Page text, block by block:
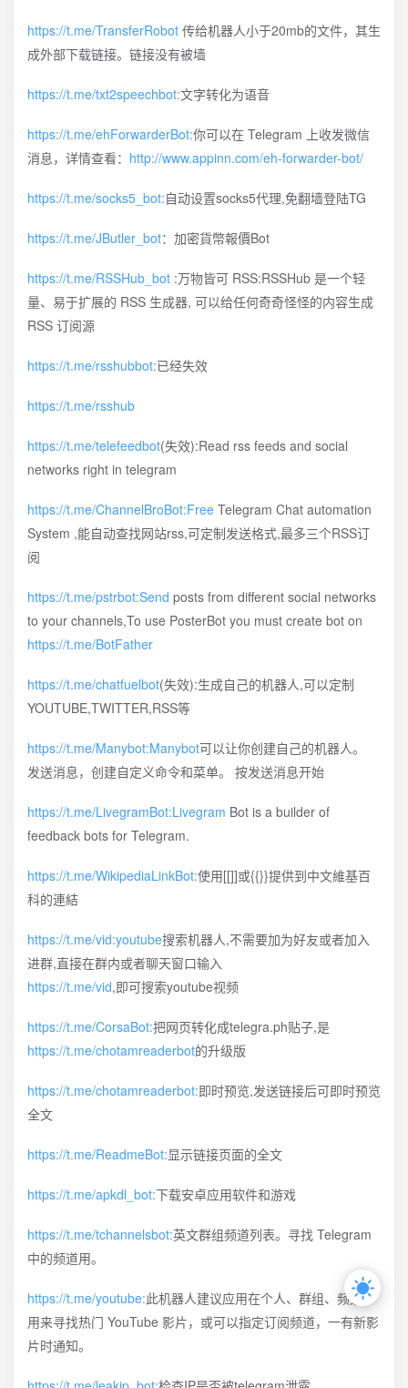
https://t.me/TransferRobot 传给机器人小于20mb的文件，其生
成外部下载链接。链接没有被墙
https://t.me/txt2speechbot:文字转化为语音
https://t.me/ehForwarderBot:你可以在 Telegram 上收发微信
消息，详情查看： http://www.appinn.com/eh-forwarder-bot/
https://t.me/socks5_bot:自动设置socks5代理,免翻墙登陆TG
https://t.me/JButler_bot：加密貨幣報價Bot
https://t.me/RSSHub_bot :万物皆可 RSS:RSSHub 是一个轻
量、易于扩展的 RSS 生成器, 可以给任何奇奇怪怪的内容生成
RSS 订阅源
https://t.me/rsshubbot:已经失效
https://t.me/rsshub
https://t.me/telefeedbot(失效):Read rss feeds and social
networks right in telegram
https://t.me/ChannelBroBot:Free Telegram Chat automation
System ,能自动查找网站rss,可定制发送格式,最多三个RSS订
阅
https://t.me/pstrbot:Send posts from different social networks
to your channels,To use PosterBot you must create bot on
https://t.me/BotFather
https://t.me/chatfuelbot(失效):生成自己的机器人,可以定制
YOUTUBE,TWITTER,RSS等
https://t.me/Manybot:Manybot可以让你创建自己的机器人。
发送消息，创建自定义命令和菜单。 按发送消息开始
https://t.me/LivegramBot:Livegram Bot is a builder of
feedback bots for Telegram.
https://t.me/WikipediaLinkBot:使用[[]]或{{}}提供到中文維基百
科的連結
https://t.me/vid:youtube搜索机器人,不需要加为好友或者加入
进群,直接在群内或者聊天窗口输入
https://t.me/vid,即可搜索youtube视频
https://t.me/CorsaBot:把网页转化成telegra.ph贴子,是
https://t.me/chotamreaderbot的升级版
https://t.me/chotamreaderbot:即时预览,发送链接后可即时预览
全文
https://t.me/ReadmeBot:显示链接页面的全文
https://t.me/apkdl_bot:下载安卓应用软件和游戏
https://t.me/tchannelsbot:英文群组频道列表。寻找 Telegram
中的频道用。
https://t.me/youtube:此机器人建议应用在个人、群组、频道。
用来寻找热门 YouTube 影片，或可以指定订阅频道，一有新影
片时通知。